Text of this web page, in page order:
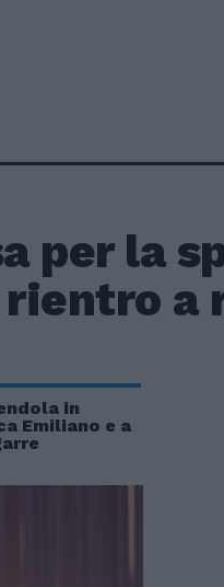
per la
a
in
Emiliano e a